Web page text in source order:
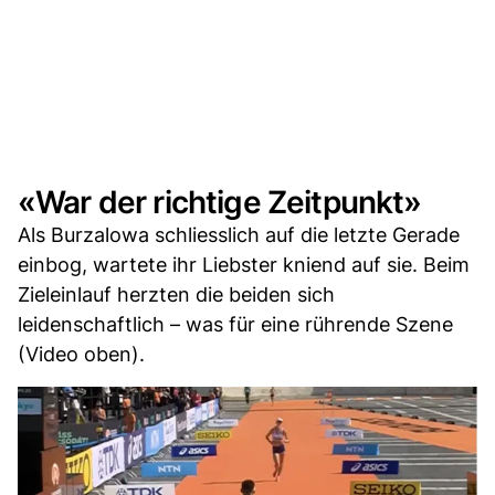
«War der richtige Zeitpunkt»
Als Burzalowa schliesslich auf die letzte Gerade
einbog, wartete ihr Liebster kniend auf sie. Beim
Zieleinlauf herzten die beiden sich
leidenschaftlich – was für eine rührende Szene
(Video oben).